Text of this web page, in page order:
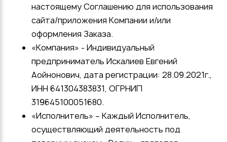
настоящему Соглашению для использования
сайта/приложения Компании и/или
оформления Заказа.
«Компания» - Индивидуальный
предприниматель Искалиев Евгений
Аойнонович, дата регистрации: 28.09.2021г.,
ИНН 641304383831, ОГРНИП
319645100051680.
«Исполнитель» – Каждый Исполнитель,
осуществляющий деятельность под